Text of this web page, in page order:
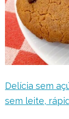
Delícia sem
sem leite,